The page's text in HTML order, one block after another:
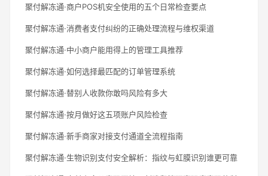
聚付解冻通·商户POS机安全使用的五个日常检查要点
聚付解冻通·消费者支付纠纷的正确处理流程与维权渠道
聚付解冻通·中小商户能用得上的管理工具推荐
聚付解冻通·如何选择最匹配的订单管理系统
聚付解冻通·替别人收款你敢吗风险有多大
聚付解冻通·按月做好这五项账户风险检查
聚付解冻通·新手商家对接支付通道全流程指南
聚付解冻通·生物识别支付安全解析：指纹与虹膜识别谁更可靠